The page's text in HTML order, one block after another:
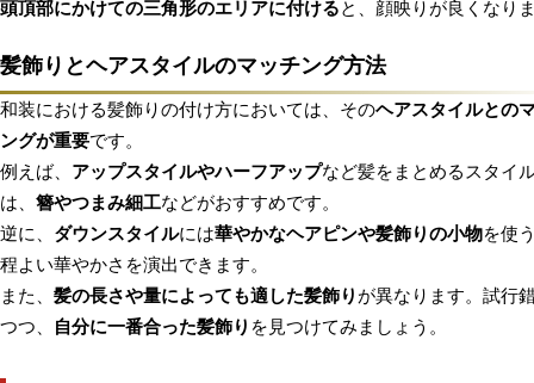
頭頂部にかけての三角形のエリアに付けると、顔映りが良くなり
髪飾りとヘアスタイルのマッチング方法
和装における髪飾りの付け方においては、そのヘアスタイルとの
ングが重要です。
例えば、 アップスタイルやハーフアップなど髪をまとめるスタイ
は、 簪やつまみ細工などがおすすめです。
逆に、 ダウンスタイルには華やかなヘアピンや髪飾りの小物を使
程よい華やかさを演出できます。
また、 髪の長さや量によっても適した髪飾り が異なります。試行
つつ、
自分に一番合った髪飾り を見つけてみましょう。